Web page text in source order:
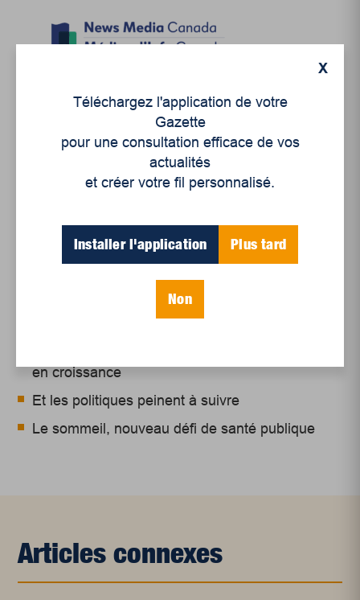
Articles récents
Un siècle de Mauriciennes dans la presse
en croissance
Et les politiques peinent à suivre
Le sommeil, nouveau défi de santé publique
Articles connexes
X
Téléchargez l'application de votre
Gazette
pour une consultation efficace de vos
actualités
et créer votre fil personnalisé.
Installer l'application Plus tard
Non